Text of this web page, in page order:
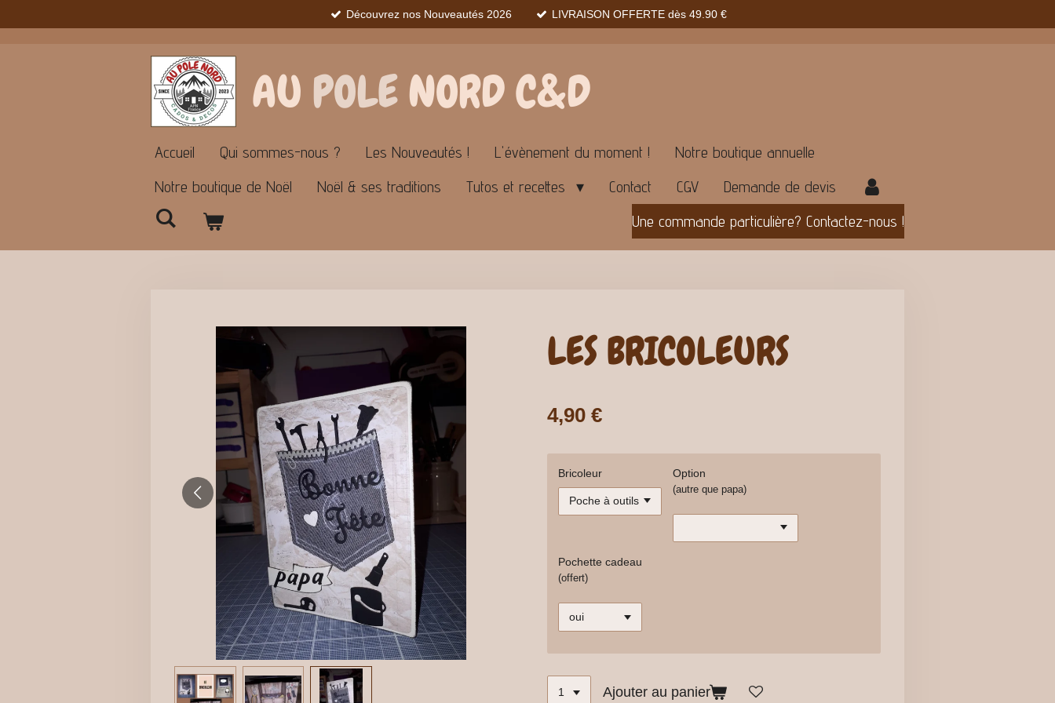
Découvrez nos Nouveautés 2026 LIVRAISON OFFERTE dès 49.90 €
AU POLENORD C&D
Accueil Qui sommes-nous ? Les Nouveautés ! L'évènement du moment !
Notre boutique annuelle
Notre boutique de Noël
Noël & ses traditions Tutos et recettes Contact CGV
Demande de devis
Une commande particulière? Contactez-nous !
LES BRICOLEURS
4,90 €
Bricoleur Option
(autre que papa)
Pochette cadeau
(offert)
Ajouter au panier